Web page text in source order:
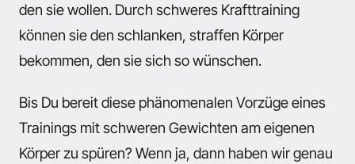
den sie wollen. Durch schweres Krafttraining
können sie den schlanken, straffen Körper
bekommen, den sie sich so wünschen.
Bis Du bereit diese phänomenalen Vorzüge eines
Trainings mit schweren Gewichten am eigenen
Körper zu spüren? Wenn ja, dann haben wir genau